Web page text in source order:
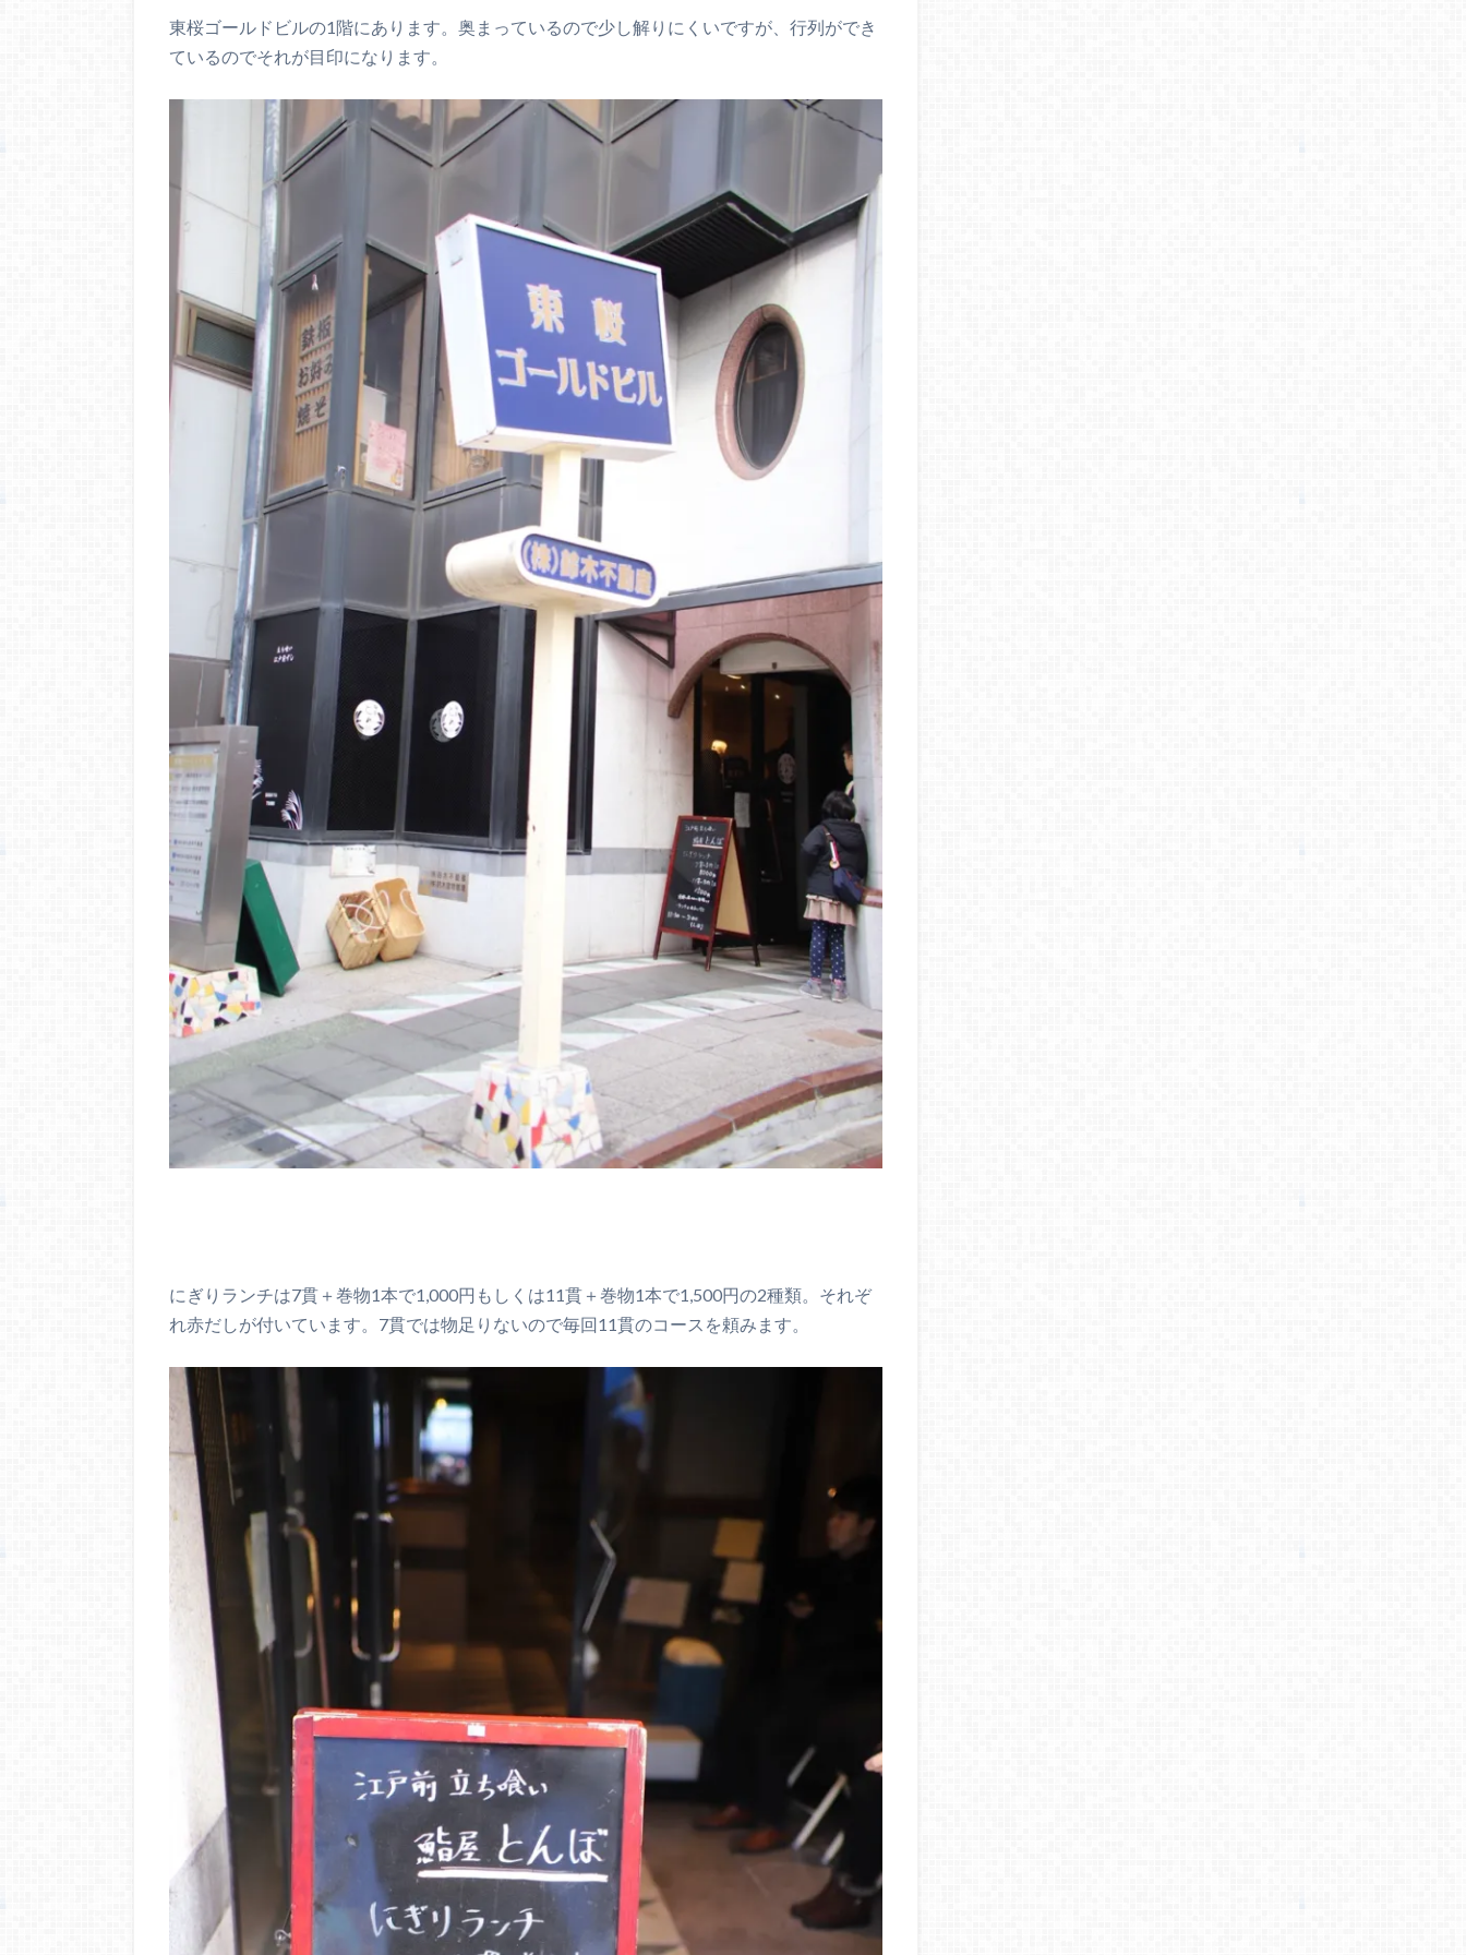
東桜ゴールドビルの1階にあります。奥まっているので少し解りにくいですが、行列ができ
ているのでそれが目印になります。
にぎりランチは7貫＋巻物1本で1,000円もしくは11貫＋巻物1本で1,500円の2種類。それぞ
れ赤だしが付いています。7貫では物足りないので毎回11貫のコースを頼みます。